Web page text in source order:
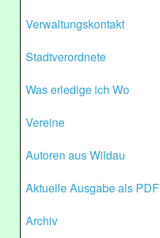
Verwaltungskontakt
Stadtverordnete
Was erledige ich Wo
Vereine
Autoren aus Wildau
Aktuelle Ausgabe als PDF
Archiv